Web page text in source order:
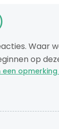
Waar
op